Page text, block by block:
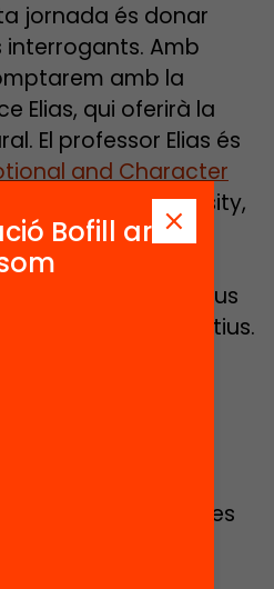
jornada és donar
Amb
amb la
Elias, qui oferirà la
El professor Elias és
and Character
de la Rutgers University,
experts
i
programes efectius
no cognitius.
presentació de
sobre l’efectivitat
les
i les
així com
reflexió i bones
d’aquests temes.
DE PARTICIPANTS
Bofill ara